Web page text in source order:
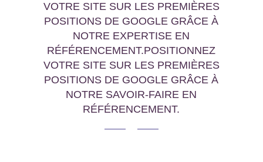
VOTRE SITE SUR LES PREMIÈRES
POSITIONS DE GOOGLE GRÂCE À
NOTRE EXPERTISE EN
RÉFÉRENCEMENT.POSITIONNEZ
VOTRE SITE SUR LES PREMIÈRES
POSITIONS DE GOOGLE GRÂCE À
NOTRE SAVOIR-FAIRE EN
RÉFÉRENCEMENT.